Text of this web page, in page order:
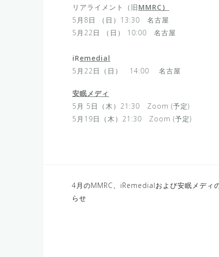
リアライメント（旧MMRC）
5月8日 （日）13:30 名古屋
5月22日 （日） 10:00 名古屋
iRemedial
5月22日（日） 14:00 名古屋
安眠メディ
5月 5日（木）21:30 Zoom (予定)
5月19日（木）21:30 Zoom (予定)
投
稿
4月のMMRC、iRemedialおよび安眠メディ
らせ